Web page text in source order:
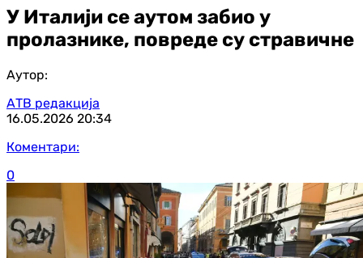
У Италији се аутом забио у
пролазнике, повреде су стравичне
Аутор:
АТВ редакција
16.05.2026 20:34
Коментари:
0